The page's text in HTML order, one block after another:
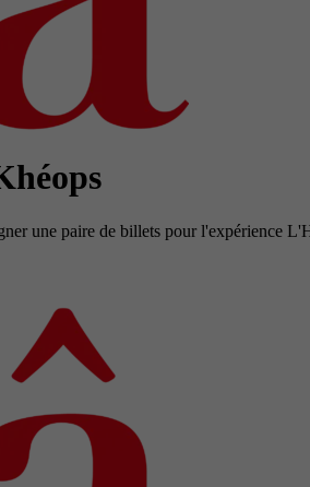
une paire de billets pour l'expérience